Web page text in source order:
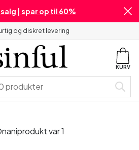
| spar op til 60%
og diskret levering
KURV